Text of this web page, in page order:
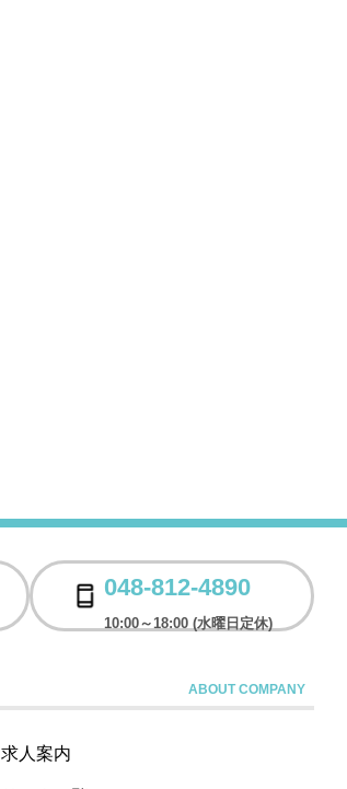
048-812-4890
10:00～18:00 (水曜日定休)
求人案内